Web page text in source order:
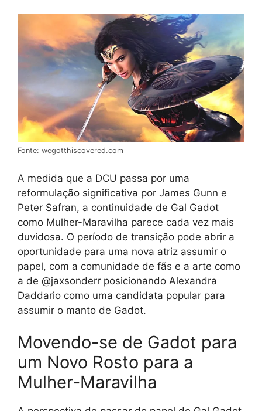
Fonte: wegotthiscovered.com
A medida que a DCU passa por uma
reformulação significativa por James Gunn e
Peter Safran, a continuidade de Gal Gadot
como Mulher-Maravilha parece cada vez mais
duvidosa. O período de transição pode abrir a
oportunidade para uma nova atriz assumir o
papel, com a comunidade de fãs e a arte como
a de @jaxsonderr posicionando Alexandra
Daddario como uma candidata popular para
assumir o manto de Gadot.
Movendo-se de Gadot para
um Novo Rosto para a
Mulher-Maravilha